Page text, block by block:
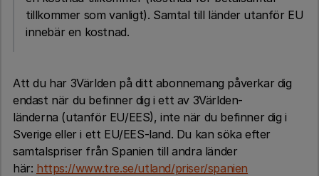
tillkommer som vanligt). Samtal till länder utanför EU
innebär en kostnad.
Att du har 3Världen på ditt abonnemang påverkar dig
endast när du befinner dig i ett av 3Världen-
länderna (utanför EU/EES), inte när du befinner dig i
Sverige eller i ett EU/EES-land. Du kan söka efter
samtalspriser från Spanien till andra länder
här: https://www.tre.se/utland/priser/spanien